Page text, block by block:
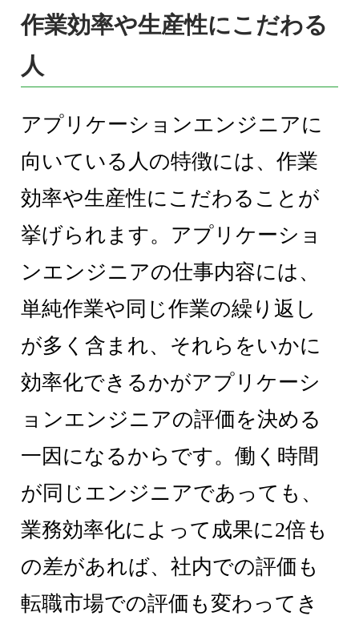
作業効率や生産性にこだわる
人
アプリケーションエンジニアに
向いている人の特徴には、作業
効率や生産性にこだわることが
挙げられます。アプリケーショ
ンエンジニアの仕事内容には、
単純作業や同じ作業の繰り返し
が多く含まれ、それらをいかに
効率化できるかがアプリケーシ
ョンエンジニアの評価を決める
一因になるからです。働く時間
が同じエンジニアであっても、
業務効率化によって成果に2倍も
の差があれば、社内での評価も
転職市場での評価も変わってき